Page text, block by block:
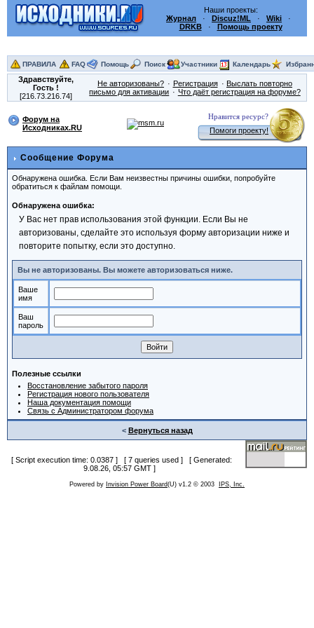
Наши проекты:
Журнал · Discuz!ML · Wiki ·
DRKB· Помощь проекту
ПРАВИЛА FAQ Помощь Поиск Участники Календарь
Здравствуйте,
Гость!
[216.73.216.74]
Не авторизованы? Регистрация
Выслать повторно
письмо для активации
Что даёт регистрация на форуме?
Форум на
Исходниках.RU
Нравится ресурс?
Помоги проекту!
Сообщение Форума
Обнаружена ошибка. Если Вам неизвестны причины ошибки, попробуйте
обратиться к файлам помощи.
Обнаружена ошибка:
У Вас нет прав использования этой функции. Если Вы не
авторизованы, сделайте это используя форму авторизации ниже и
повторите попытку, если это доступно.
Вы не авторизованы. Вы можете авторизоваться ниже.
Ваше
имя
Ваш
пароль
Полезные ссылки
Восстановление забытого пароля
Регистрация нового пользователя
Наша документация помощи
Связь с Администратором форума
< Вернуться назад
[ Script execution time: 0.0387 ] [ 7 queries used ] [ Generated:
9.08.26, 05:57 GMT ]
Powered by Invision Power Board(U) v1.2 © 2003 IPS, Inc.